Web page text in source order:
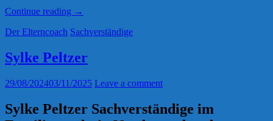
Continue reading „Anna
→
Der Elterncoach Sachverständige
Sylke Peltzer
29/08/202403/11/2025 Leave a comment
Sylke Peltzer Sachverständige im